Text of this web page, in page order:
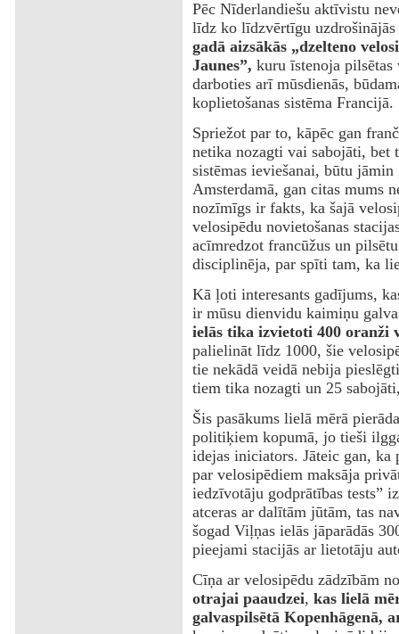
Pēc Nīderlandiešu aktīvistu
līdz ko līdzvērtīgu uzdrošinājās
gadā aizsākās „dzelteno
Jaunes”, kuru īstenoja pilsētas
darboties arī mūsdienās,
koplietošanas sistēma Francijā.
Spriežot par to, kāpēc gan
netika nozagti vai sabojāti, bet
sistēmas ieviešanai, būtu
Amsterdamā, gan citas mums
nozīmīgs ir fakts, ka šajā
velosipēdu novietošanas
acīmredzot francūžus un
disciplinēja, par spīti tam, ka
Kā ļoti interesants gadījums,
ir mūsu dienvidu kaimiņu
ielās tika izvietoti 400 oranži
palielināt līdz 1000, šie
tie nekādā veidā nebija
tiem tika nozagti un 25
Šis pasākums lielā mērā
politiķiem kopumā, jo tieši
idejas iniciators. Jāteic gan, ka
par velosipēdiem maksāja
iedzīvotāju godprātības tests”
atceras ar dalītām jūtām, tas
šogad Viļņas ielās jāparādās
pieejami stacijās ar lietotāju
Cīņa ar velosipēdu zādzībām
otrajai paaudzei, kas lielā
galvaspilsētā Kopenhāgenā,